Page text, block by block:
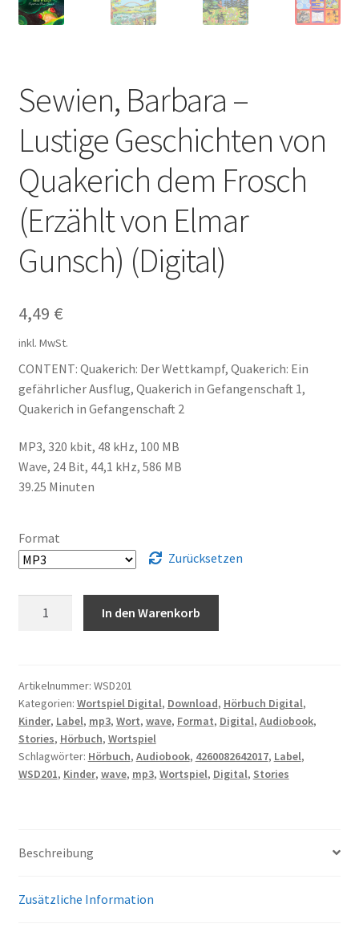
Sewien, Barbara –
Lustige Geschichten von
Quakerich dem Frosch
(Erzählt von Elmar
Gunsch) (Digital)
4,49 €
inkl. MwSt.
CONTENT: Quakerich: Der Wettkampf, Quakerich: Ein
gefährlicher Ausflug, Quakerich in Gefangenschaft 1,
Quakerich in Gefangenschaft 2
MP3, 320 kbit, 48 kHz, 100 MB
Wave, 24 Bit, 44,1 kHz, 586 MB
39.25 Minuten
Format
Zurücksetzen
Geschichten
von
Quakerich
dem
Frosch
(Erzählt
Gunsch)
In den Warenkorb
t
e
r
n
a
t
:
Artikelnummer: WSD201
Kategorien: Wortspiel Digital, Download, Hörbuch Digital,
Kinder, Label, mp3, Wort, wave, Format, Digital, Audiobook,
Stories, Hörbuch, Wortspiel
Schlagwörter: Hörbuch, Audiobook, 4260082642017, Label,
WSD201, Kinder, wave, mp3, Wortspiel, Digital, Stories
Beschreibung
Zusätzliche Information